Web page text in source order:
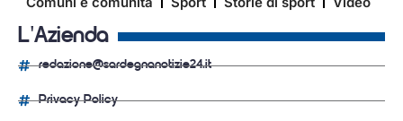
L'Azienda
redazione@sardegnanotizie24.it
Privacy Policy